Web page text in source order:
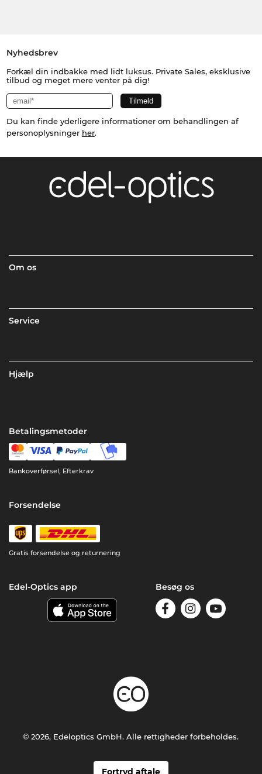
Nyhedsbrev
Forkæl din indbakke med lidt luksus. Private Sales, eksklusive
tilbud og meget mere venter på dig!
Du kan finde yderligere informationer om behandlingen af
personoplysninger her.
Om os
Service
Hjælp
Betalingsmetoder
Bankoverførsel, Efterkrav
Forsendelse
Gratis forsendelse og returnering
Edel-Optics app Besøg os
Fortryd aftale
© 2026, Edeloptics GmbH. Alle rettigheder forbeholdes.